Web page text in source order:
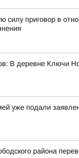
силу приговор в
В деревне Ключи
уже подали
района